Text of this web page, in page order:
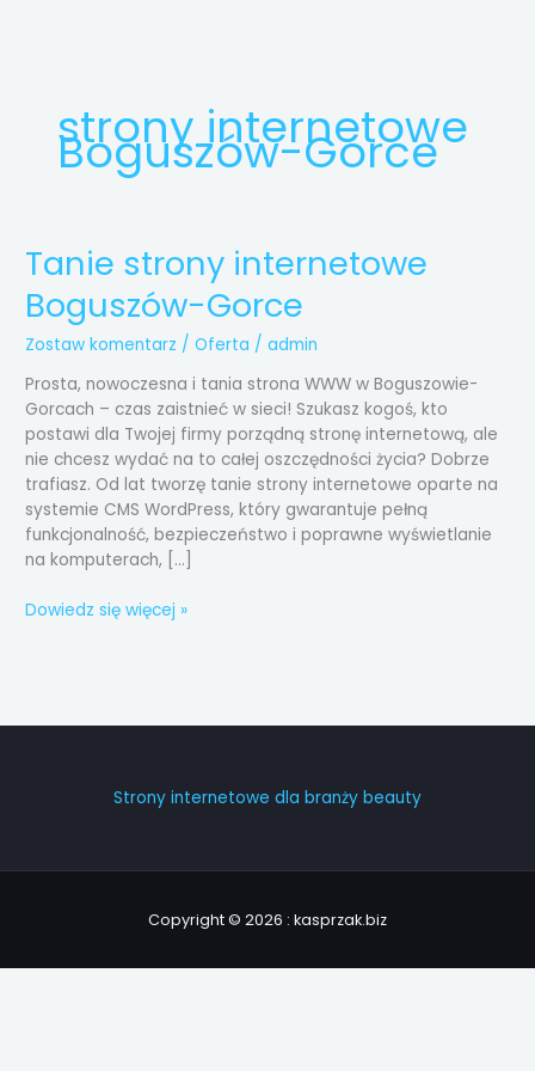
strony internetowe
Boguszów-Gorce
Tanie strony internetowe
Boguszów-Gorce
Zostaw komentarz /Oferta /admin
Prosta, nowoczesna i tania strona WWW w Boguszowie-
Gorcach – czas zaistnieć w sieci! Szukasz kogoś, kto
postawi dla Twojej firmy porządną stronę internetową, ale
nie chcesz wydać na to całej oszczędności życia? Dobrze
trafiasz. Od lat tworzę tanie strony internetowe oparte na
systemie CMS WordPress, który gwarantuje pełną
funkcjonalność, bezpieczeństwo i poprawne wyświetlanie
na komputerach, […]
Tanie
strony
internetowe
Boguszów-
Gorce
Dowiedz się więcej »
Strony internetowe dla branży beauty
Copyright © 2026 : kasprzak.biz